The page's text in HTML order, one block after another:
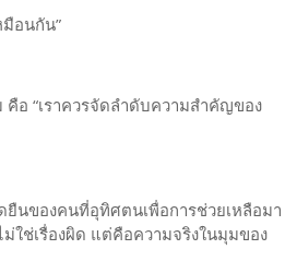
อนกัน”
อ “เราควรจัดลำดับความสำคัญของ
นของคนที่อุทิศตนเพื่อการช่วยเหลือมา
ใช่เรื่องผิด แต่คือความจริงในมุมของ